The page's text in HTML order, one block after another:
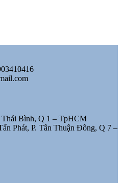
Thái Bình, Q 1 – TpHCM
Phát, P. Tân Thuận Đông, Q 7 –